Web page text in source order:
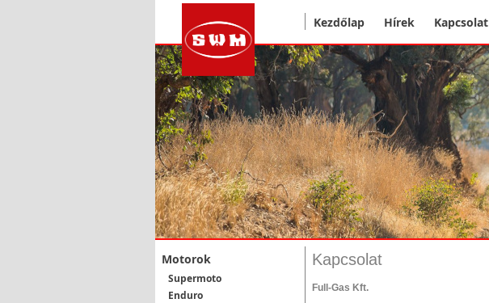
Kezdőlap Hírek Kapcsolat
Motorok
Supermoto
Enduro
Kapcsolat
Full-Gas Kft.